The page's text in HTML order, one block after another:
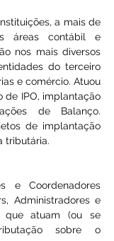
a mais de
áreas contábil e
nos mais diversos
do terceiro
e comércio. Atuou
de IPO, implantação
de Balanço.
de implantação
tributária.
e Coordenadores
Administradores e
que atuam (ou se
sobre o